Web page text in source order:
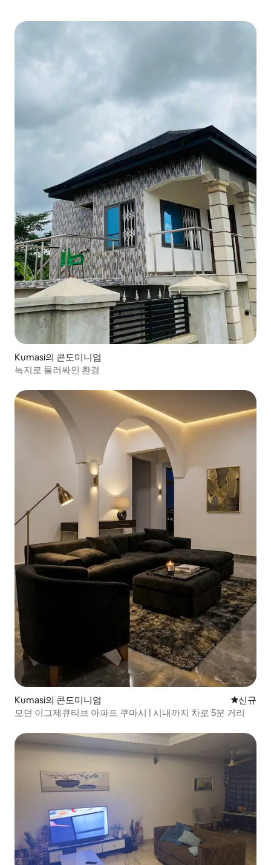
Kumasi의 콘도미니엄
녹지로 둘러싸인 환경
Kumasi의 콘도미니엄 신규 숙소
신규
모던 이그제큐티브 아파트 쿠마시 | 시내까지 차로 5분 거리